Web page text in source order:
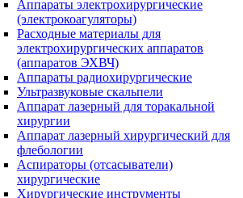
Аппараты электрохирургические
(электрокоагуляторы)
Расходные материалы для
электрохирургических аппаратов
(аппаратов ЭХВЧ)
Аппараты радиохирургические
Ультразвуковые скальпели
Аппарат лазерный для торакальной
хирургии
Аппарат лазерный хирургический для
флебологии
Аспираторы (отсасыватели)
хирургические
Хирургические инструменты